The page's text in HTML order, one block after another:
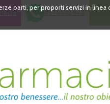
parti, per proporti servizi in
391 3532473